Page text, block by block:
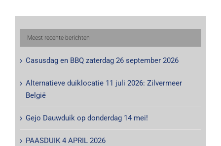
Meest recente berichten
Casusdag en BBQ zaterdag 26 september 2026
Alternatieve duiklocatie 11 juli 2026: Zilvermeer
België
Gejo Dauwduik op donderdag 14 mei!
PAASDUIK 4 APRIL 2026